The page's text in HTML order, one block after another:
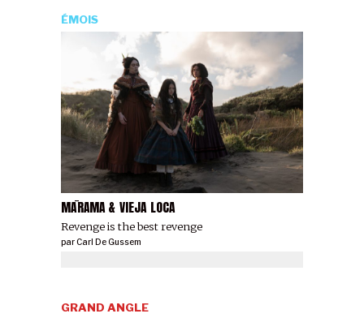
MĀRAMA & VIEJA LOCA
Revenge is the best revenge
ÉMOIS
parCarl De Gussem
GRAND ANGLE